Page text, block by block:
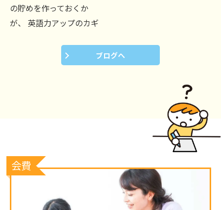
の貯めを作っておくか
が、 英語力アップのカギ
ブログへ
会費